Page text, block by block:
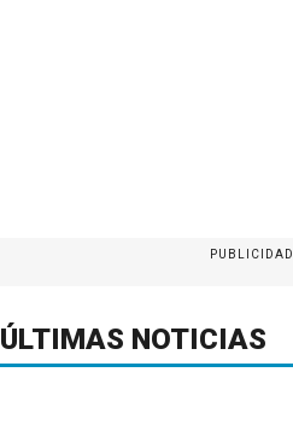
PUBLICIDAD
ÚLTIMAS NOTICIAS